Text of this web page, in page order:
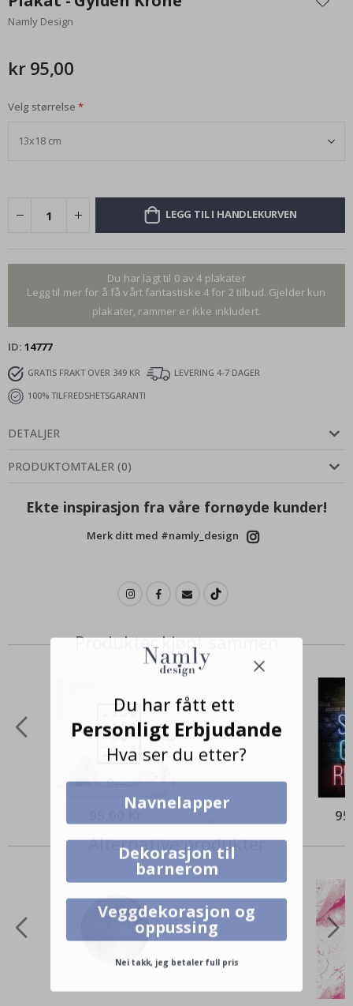
begynnelsen
av
Namly Design
kr 95,00
Velg størrelse
LEGG TIL I HANDLEKURVEN
Du har lagt til 0 av 4 plakater
Legg til mer for å få vårt fantastiske 4 for 2 tilbud. Gjelder kun
plakater, rammer er ikke inkludert.
ID 14777
GRATIS FRAKT OVER 349 KR
LEVERING 4-7 DAGER
100% TILFREDSHETSGARANTI
DETALJER
PRODUKTOMTALER (0)
Ekte inspirasjon fra våre fornøyde kunder!
Merk ditt med #namly_design
Produkter kjøpt sammen
Alternative produkter
Du har fått ett
Personligt Erbjudande
Hva ser du etter?
Navnelapper
Dekorasjon til
barnerom
Veggdekorasjon og
oppussing
Nei takk, jeg betaler full pris